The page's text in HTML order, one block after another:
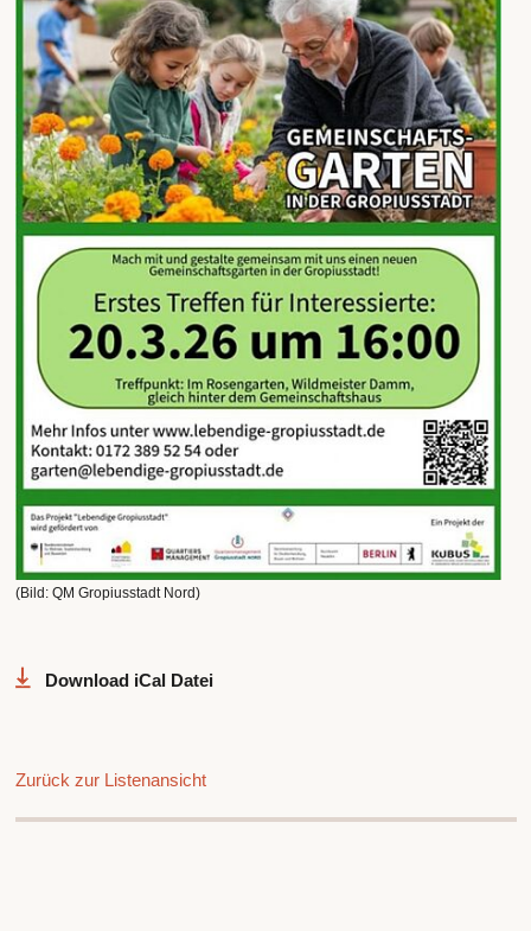
(Bild: QM Gropiusstadt Nord)
Download iCal Datei
Zurück zur Listenansicht